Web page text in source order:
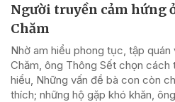
Người truyền cảm hứng
Chăm
Nhờ am hiểu phong tục, tập
Chăm, ông Thông Sết chọn cách
hiểu, Những vấn đề bà con còn
thích; những hộ gặp khó khăn,